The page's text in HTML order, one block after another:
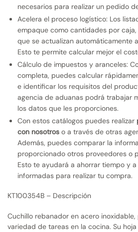
necesarios para realizar un pedido
Acelera el proceso logístico: Los
empaque como cantidades por caja,
que se actualizan automáticamente
Esto te permite calcular mejor el
Cálculo de impuestos y aranceles:
completa, puedes calcular
e identificar los requisitos del
agencia de aduanas podrá trabajar
los datos que les proporciones.
Con estos catálogos puedes realizar
con nosotros o a través de otras
Además, puedes comparar la
proporcionado otros proveedores o
Esto te ayudará a ahorrar tiempo y
informadas para realizar tu compra.
KT100354B – Descripción
Cuchillo rebanador en acero
variedad de tareas en la cocina. Su